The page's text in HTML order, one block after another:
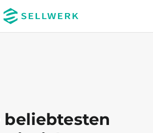
beliebtesten